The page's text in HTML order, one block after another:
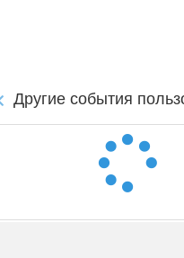
Другие события